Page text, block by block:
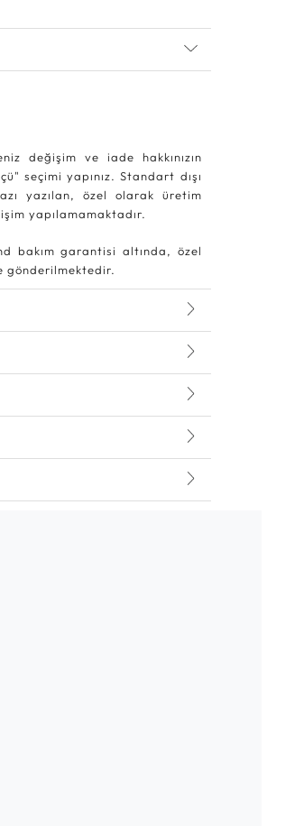
değişim ve iade hakkınızın
seçimi yapınız. Standart dışı
yazılan, özel olarak üretim
yapılamamaktadır.
bakım garantisi altında, özel
gönderilmektedir.